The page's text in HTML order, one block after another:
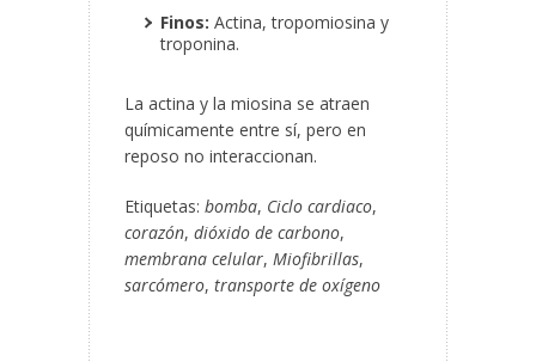
Finos: Actina, tropomiosina y
troponina.
La actina y la miosina se atraen
químicamente entre sí, pero en
reposo no interaccionan.
Etiquetas: bomba, Ciclo cardiaco,
corazón, dióxido de carbono,
membrana celular, Miofibrillas,
sarcómero, transporte de oxígeno